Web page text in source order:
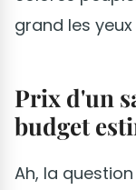
grand les yeux
Prix d'un
budget
Ah, la